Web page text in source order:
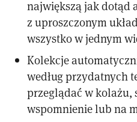
największą jak dotąd
z uproszczonym
wszystko w jednym
Kolekcje
według przydatnych
przeglądać w kolażu,
wspomnienie lub na